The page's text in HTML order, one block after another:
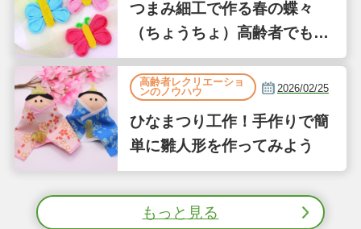
つまみ細工で作る春の蝶々
（ちょうちょ）高齢者でも簡
単な縫わない工作
高齢者レクリエーショ
ンのノウハウ
2026/02/25
ひなまつり工作！手作りで簡
単に雛人形を作ってみよう
もっと見る